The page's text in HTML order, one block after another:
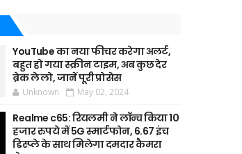
YouTube का नया फीचर करेगा अलर्ट,
बहुत हो गया स्क्रीन टाइम, अब कुछ देर
ब्रेक ले लो, जानें पूरी प्रोसेस
Unknown May 02, 2024
Realme c65: रियलमी ने लॉन्च किया 10
हजार रुपये में 5G स्मार्टफोन, 6.67 इंच
डिस्प्ले के साथ मिलेगा दमदार कैमरा